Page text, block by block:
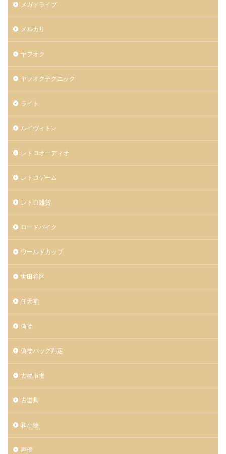
メガドライブ
メルカリ
ヤフオク
ヤフオクテクニック
ライト
ルイヴィトン
レトロオーディオ
レトロゲーム
レトロ雑貨
ロードバイク
ワールドカップ
世田谷区
任天堂
偽物
偽物バッグ判定
古物市場
古道具
和小物
声優